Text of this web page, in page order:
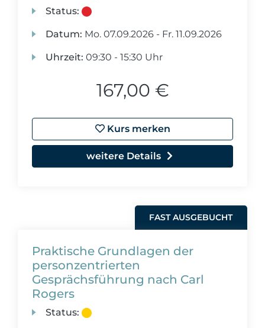
Status:
Datum: Mo. 07.09.2026 - Fr. 11.09.2026
Uhrzeit: 09:30 - 15:30 Uhr
167,00 €
Kurs merken
weitere Details
FAST AUSGEBUCHT
Praktische Grundlagen der
personzentrierten
Gesprächsführung nach Carl
Rogers
Status: